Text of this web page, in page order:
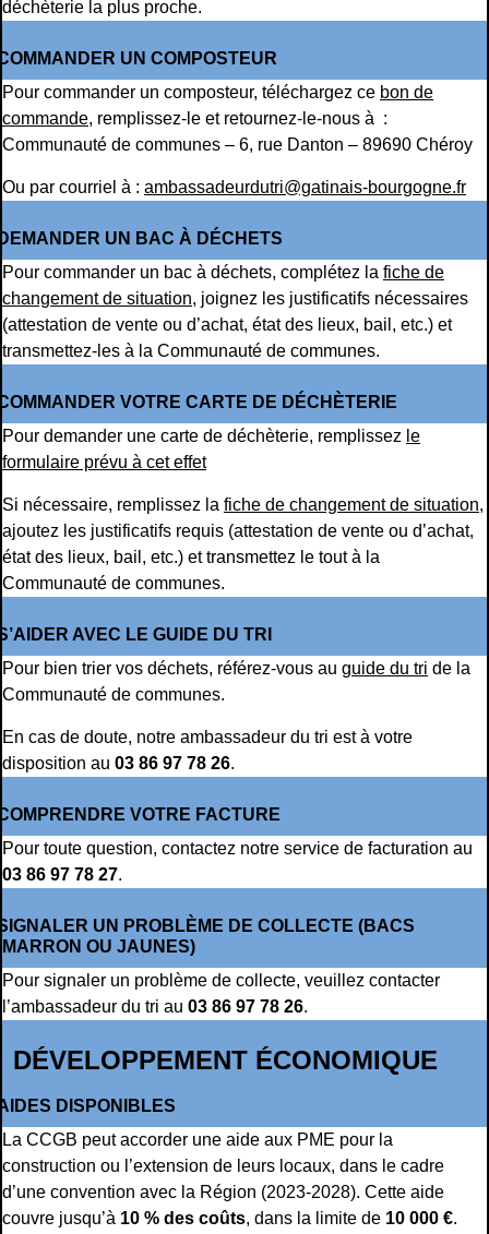
déchèterie la plus proche.
UN COMPOSTEUR
Pour commander un composteur, téléchargez ce bon de
commande, remplissez-le et retournez-le-nous à :
Communauté de communes – 6, rue Danton – 89690 Chéroy
Ou par courriel à : ambassadeurdutri@gatinais-bourgogne.fr
UN BAC À DÉCHETS
Pour commander un bac à déchets, complétez la fiche de
changement de situation, joignez les justificatifs nécessaires
(attestation de vente ou d’achat, état des lieux, bail, etc.) et
transmettez-les à la Communauté de communes.
VOTRE CARTE DE DÉCHÈTERIE
Pour demander une carte de déchèterie, remplissez le
formulaire prévu à cet effet
Si nécessaire, remplissez la fiche de changement de situation,
ajoutez les justificatifs requis (attestation de vente ou d’achat,
état des lieux, bail, etc.) et transmettez le tout à la
Communauté de communes.
AVEC LE GUIDE DU TRI
Pour bien trier vos déchets, référez-vous au guide du tri de la
Communauté de communes.
En cas de doute, notre ambassadeur du tri est à votre
disposition au 03 86 97 78 26.
VOTRE FACTURE
Pour toute question, contactez notre service de facturation au
03 86 97 78 27.
UN PROBLÈME DE COLLECTE (BACS
MARRON OU JAUNES)
Pour signaler un problème de collecte, veuillez contacter
l’ambassadeur du tri au 03 86 97 78 26.
DÉVELOPPEMENT ÉCONOMIQUE
DISPONIBLES
La CCGB peut accorder une aide aux PME pour la
construction ou l’extension de leurs locaux, dans le cadre
d’une convention avec la Région (2023-2028). Cette aide
couvre jusqu’à 10 % des coûts, dans la limite de 10 000 €.